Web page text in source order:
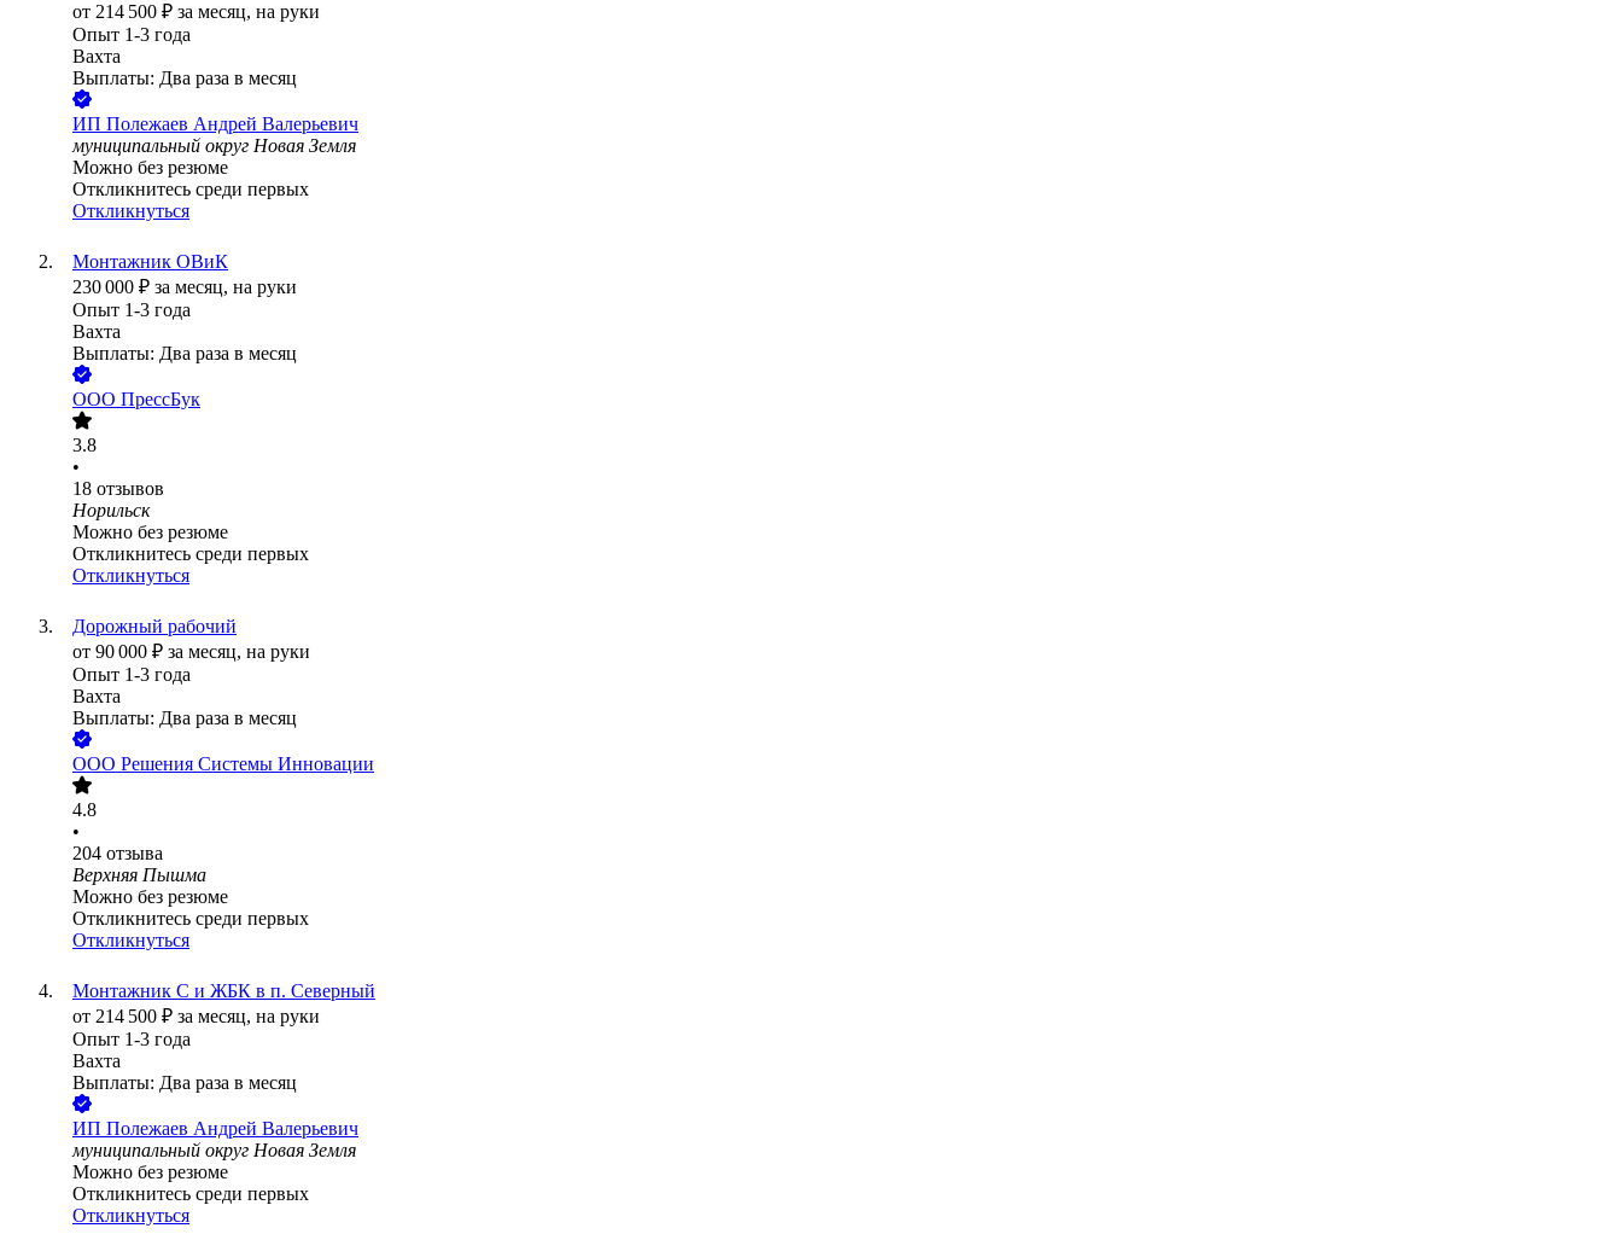
от 214 500 ₽ за месяц, на руки
Опыт 1-3 года
Вахта
Выплаты: Два раза в месяц
ИП Полежаев Андрей Валерьевич
муниципальный округ Новая Земля
Можно без резюме
Откликнитесь среди первых
Откликнуться
Монтажник ОВиК
230 000 ₽ за месяц, на руки
Опыт 1-3 года
Вахта
Выплаты: Два раза в месяц
ООО ПрессБук
3.8
•
18 отзывов
Норильск
Можно без резюме
Откликнитесь среди первых
Откликнуться
Дорожный рабочий
от 90 000 ₽ за месяц, на руки
Опыт 1-3 года
Вахта
Выплаты: Два раза в месяц
ООО Решения Системы Инновации
4.8
•
204 отзыва
Верхняя Пышма
Можно без резюме
Откликнитесь среди первых
Откликнуться
Монтажник С и ЖБК в п. Северный
от 214 500 ₽ за месяц, на руки
Опыт 1-3 года
Вахта
Выплаты: Два раза в месяц
ИП Полежаев Андрей Валерьевич
муниципальный округ Новая Земля
Можно без резюме
Откликнитесь среди первых
Откликнуться